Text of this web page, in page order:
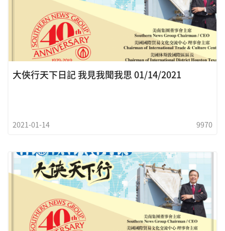
大俠行天下日記 我見我聞我思 01/14/2021
2021-01-14 9970